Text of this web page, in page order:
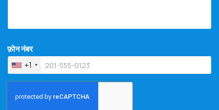
फ़ोन नंबर
+1